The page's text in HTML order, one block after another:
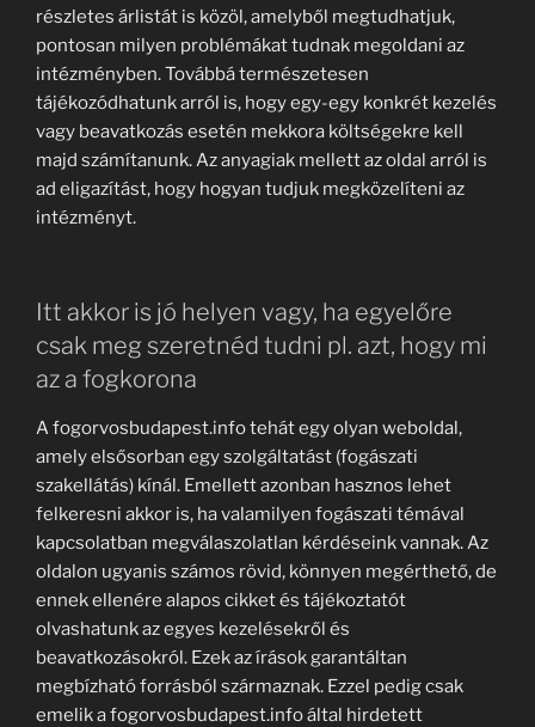
részletes árlistát is közöl, amelyből megtudhatjuk,
pontosan milyen problémákat tudnak megoldani az
intézményben. Továbbá természetesen
tájékozódhatunk arról is, hogy egy-egy konkrét kezelés
vagy beavatkozás esetén mekkora költségekre kell
majd számítanunk. Az anyagiak mellett az oldal arról is
ad eligazítást, hogy hogyan tudjuk megközelíteni az
intézményt.
Itt akkor is jó helyen vagy, ha egyelőre
csak meg szeretnéd tudni pl. azt, hogy mi
az a fogkorona
A fogorvosbudapest.info tehát egy olyan weboldal,
amely elsősorban egy szolgáltatást (fogászati
szakellátás) kínál. Emellett azonban hasznos lehet
felkeresni akkor is, ha valamilyen fogászati témával
kapcsolatban megválaszolatlan kérdéseink vannak. Az
oldalon ugyanis számos rövid, könnyen megérthető, de
ennek ellenére alapos cikket és tájékoztatót
olvashatunk az egyes kezelésekről és
beavatkozásokról. Ezek az írások garantáltan
megbízható forrásból származnak. Ezzel pedig csak
emelik a fogorvosbudapest.info által hirdetett